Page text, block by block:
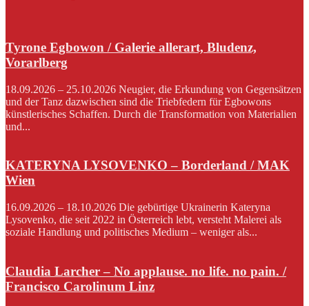
Tyrone Egbowon / Galerie allerart, Bludenz,
Vorarlberg
18.09.2026 – 25.10.2026 Neugier, die Erkundung von Gegensätzen
und der Tanz dazwischen sind die Triebfedern für Egbowons
künstlerisches Schaffen. Durch die Transformation von Materialien
und...
KATERYNA LYSOVENKO – Borderland / MAK
Wien
16.09.2026 – 18.10.2026 Die gebürtige Ukrainerin Kateryna
Lysovenko, die seit 2022 in Österreich lebt, versteht Malerei als
soziale Handlung und politisches Medium – weniger als...
Claudia Larcher – No applause. no life. no pain. /
Francisco Carolinum Linz